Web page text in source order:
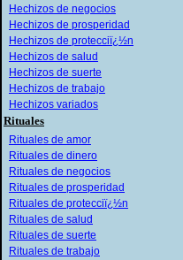
Hechizos de negocios
Hechizos de prosperidad
Hechizos de protecciï¿½n
Hechizos de salud
Hechizos de suerte
Hechizos de trabajo
Hechizos variados
Rituales
Rituales de amor
Rituales de dinero
Rituales de negocios
Rituales de prosperidad
Rituales de protecciï¿½n
Rituales de salud
Rituales de suerte
Rituales de trabajo